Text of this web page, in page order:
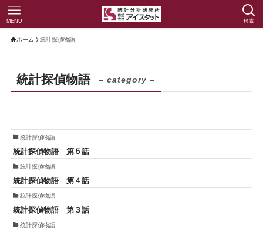
検索
MENU
ホーム 統計探偵物語
統計探偵物語 – category –
統計探偵物語
統計探偵物語 第５話
統計探偵物語
統計探偵物語 第４話
統計探偵物語
統計探偵物語 第３話
統計探偵物語